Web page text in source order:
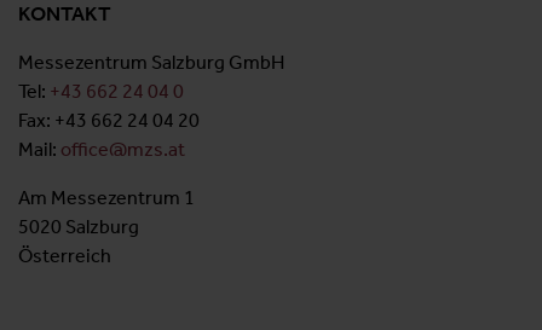
KONTAKT
Messezentrum Salzburg GmbH
Tel: +43 662 24 04 0
Fax: +43 662 24 04 20
Mail: office@mzs.at
Am Messezentrum 1
5020 Salzburg
Österreich